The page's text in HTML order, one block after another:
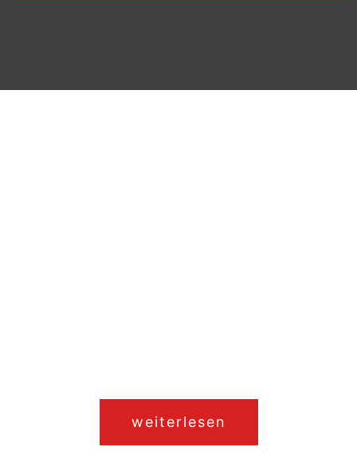
weiterlesen